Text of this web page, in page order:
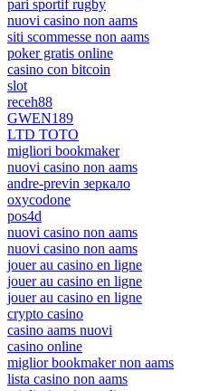
pari sportif rugby
nuovi casino non aams
siti scommesse non aams
poker gratis online
casino con bitcoin
slot
receh88
GWEN189
LTD TOTO
migliori bookmaker
nuovi casino non aams
andre-previn зеркало
oxycodone
pos4d
nuovi casino non aams
nuovi casino non aams
jouer au casino en ligne
jouer au casino en ligne
jouer au casino en ligne
crypto casino
casino aams nuovi
casino online
miglior bookmaker non aams
lista casino non aams